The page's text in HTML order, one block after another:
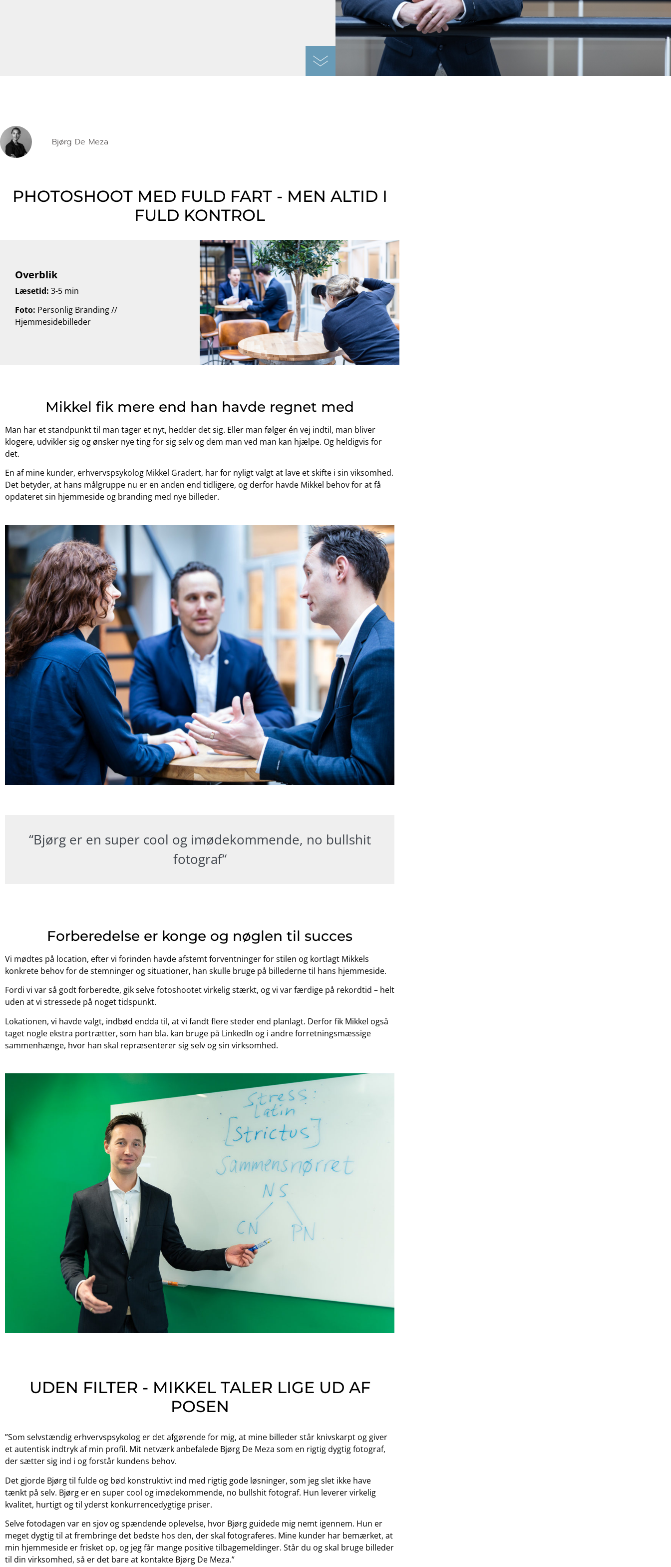
Bjørg De Meza
PHOTOSHOOT MED FULD FART - MEN ALTID I
FULD KONTROL
Overblik
Læsetid: 3-5 min
Foto: Personlig Branding //
Hjemmesidebilleder
Mikkel fik mere end han havde regnet med
Man har et standpunkt til man tager et nyt, hedder det sig. Eller man følger én vej indtil, man bliver
klogere, udvikler sig og ønsker nye ting for sig selv og dem man ved man kan hjælpe. Og heldigvis for
det.
En af mine kunder, erhvervspsykolog Mikkel Gradert, har for nyligt valgt at lave et skifte i sin viksomhed.
Det betyder, at hans målgruppe nu er en anden end tidligere, og derfor havde Mikkel behov for at få
opdateret sin hjemmeside og branding med nye billeder.
“Bjørg er en super cool og imødekommende, no bullshit
fotograf“
Forberedelse er konge og nøglen til succes
Vi mødtes på location, efter vi forinden havde afstemt forventninger for stilen og kortlagt Mikkels
konkrete behov for de stemninger og situationer, han skulle bruge på billederne til hans hjemmeside.
Fordi vi var så godt forberedte, gik selve fotoshootet virkelig stærkt, og vi var færdige på rekordtid – helt
uden at vi stressede på noget tidspunkt.
Lokationen, vi havde valgt, indbød endda til, at vi fandt flere steder end planlagt. Derfor fik Mikkel også
taget nogle ekstra portrætter, som han bla. kan bruge på LinkedIn og i andre forretningsmæssige
sammenhænge, hvor han skal repræsenterer sig selv og sin virksomhed.
UDEN FILTER - MIKKEL TALER LIGE UD AF
POSEN
”Som selvstændig erhvervspsykolog er det afgørende for mig, at mine billeder står knivskarpt og giver
et autentisk indtryk af min profil. Mit netværk anbefalede Bjørg De Meza som en rigtig dygtig fotograf,
der sætter sig ind i og forstår kundens behov.
Det gjorde Bjørg til fulde og bød konstruktivt ind med rigtig gode løsninger, som jeg slet ikke have
tænkt på selv. Bjørg er en super cool og imødekommende, no bullshit fotograf. Hun leverer virkelig
kvalitet, hurtigt og til yderst konkurrencedygtige priser.
Selve fotodagen var en sjov og spændende oplevelse, hvor Bjørg guidede mig nemt igennem. Hun er
meget dygtig til at frembringe det bedste hos den, der skal fotograferes. Mine kunder har bemærket, at
min hjemmeside er frisket op, og jeg får mange positive tilbagemeldinger. Står du og skal bruge billeder
til din virksomhed, så er det bare at kontakte Bjørg De Meza.”